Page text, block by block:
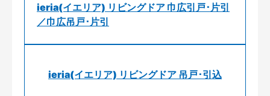
ieria(イエリア) リビングドア 巾広引戸･片引
／巾広吊戸･片引
ieria(イエリア) リビングドア 吊戸･引込